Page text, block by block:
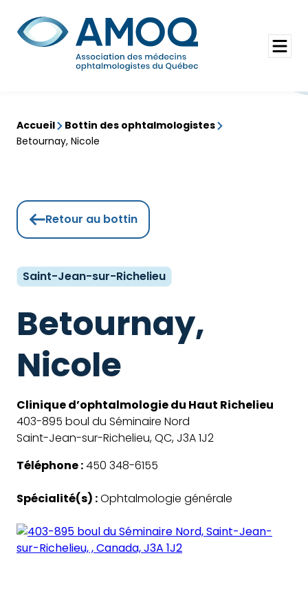
contenu
Rechercher
Ouvrir
le
Accueil
Bottin des ophtalmologistes
Betournay, Nicole
Retour au bottin
Saint-Jean-sur-Richelieu
Betournay,
Nicole
Clinique d’ophtalmologie du Haut Richelieu
403-895 boul du Séminaire Nord
Saint-Jean-sur-Richelieu, QC, J3A 1J2
Téléphone :450 348-6155
Spécialité(s) :Ophtalmologie générale